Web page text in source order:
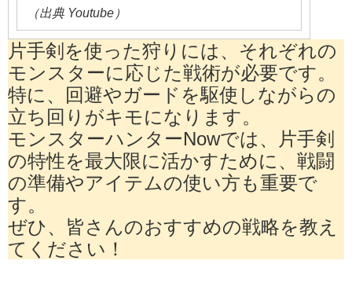
（出典 Youtube）
片手剣を使った狩りには、それぞれの
モンスターに応じた戦術が必要です。
特に、回避やガードを駆使しながらの
立ち回りがキモになります。
モンスターハンターNowでは、片手剣
の特性を最大限に活かすために、戦闘
の準備やアイテムの使い方も重要で
す。
ぜひ、皆さんのおすすめの戦略を教え
てください！